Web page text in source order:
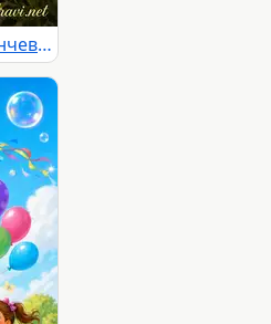
Честит 1 юни с дете, баща, хвърчила и балони в слънчев парк